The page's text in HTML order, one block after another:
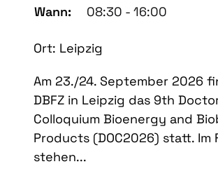
Wann:
08:30 - 16:00
Ort: Leipzig
Am 23./24. September 2026
DBFZ in Leipzig das 9th
Colloquium Bioenergy and
Products (DOC2026) statt. Im
stehen...